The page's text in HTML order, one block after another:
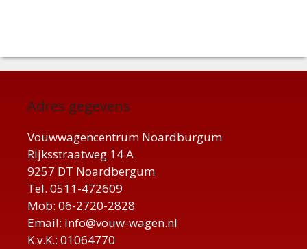
Adres gegevens
Vouwwagencentrum Noardburgum
Rijksstraatweg 14 A
9257 DT Noardbergum
Tel. 0511-472609
Mob: 06-2720-2828
Email: info@vouw-wagen.nl
K.v.K.: 01064770